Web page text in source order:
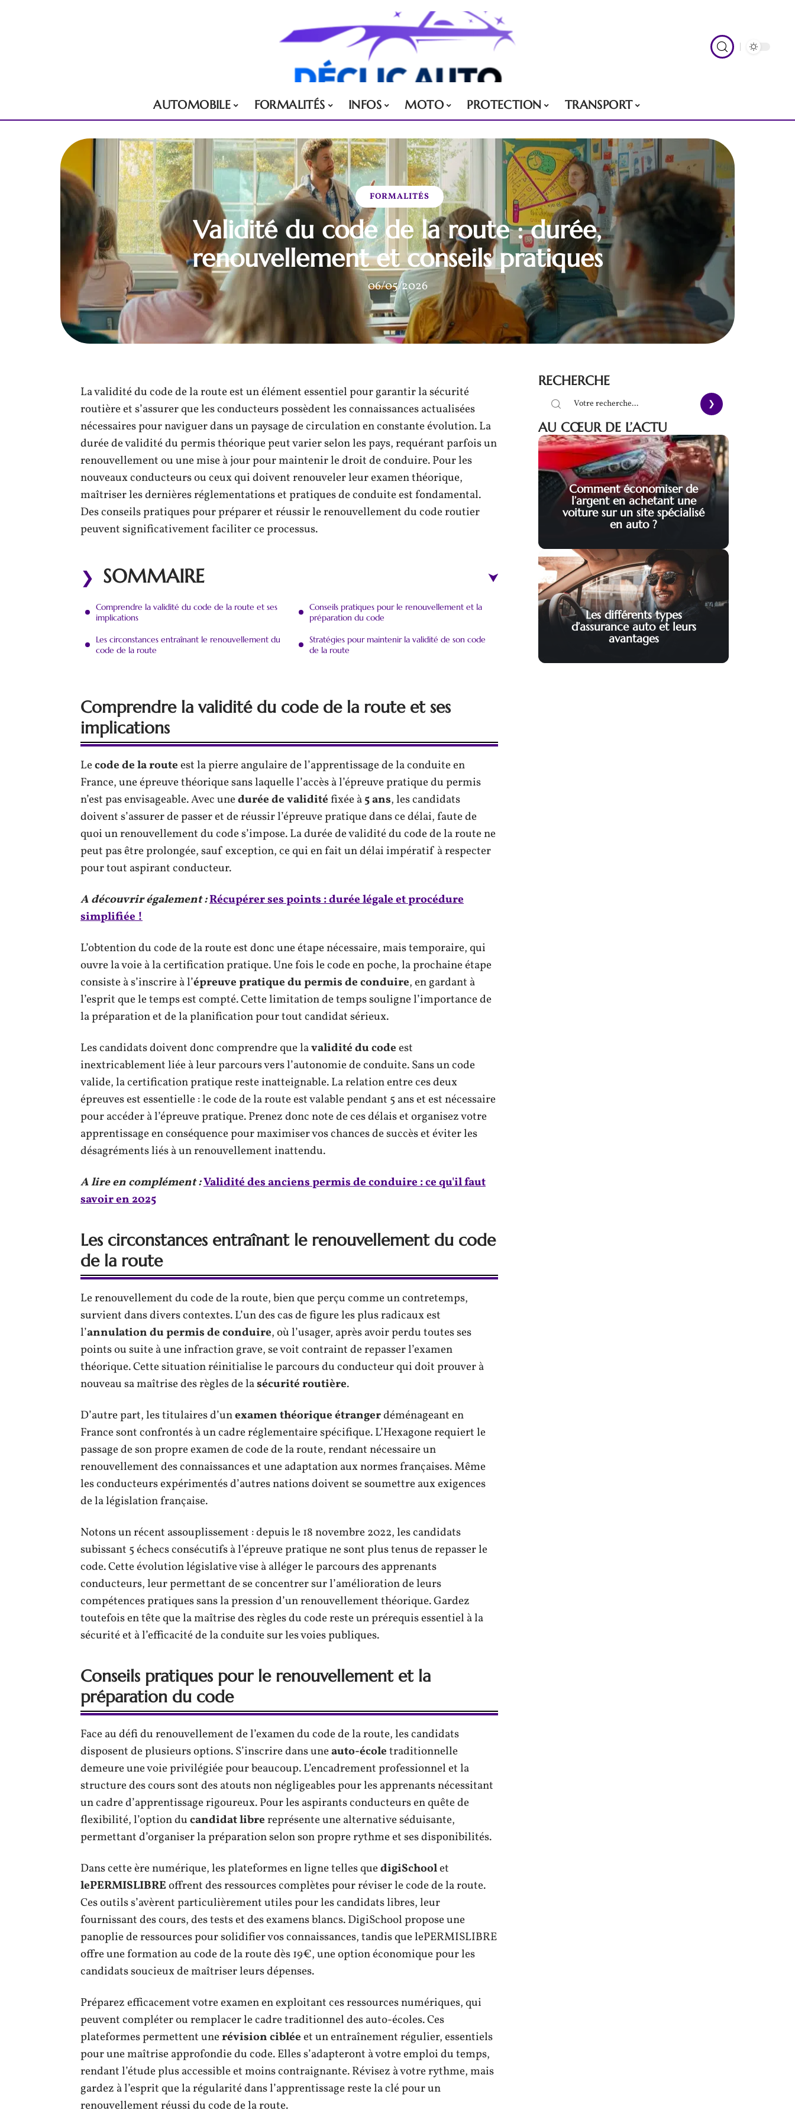
AUTOMOBILE FORMALITÉS INFOS MOTO PROTECTION TRANSPORT
FORMALITÉS
Validité du code de la route : durée,
renouvellement et conseils pratiques
06/05/2026
La validité du code de la route est un élément essentiel pour garantir la sécurité
routière et s’assurer que les conducteurs possèdent les connaissances actualisées
nécessaires pour naviguer dans un paysage de circulation en constante évolution. La
durée de validité du permis théorique peut varier selon les pays, requérant parfois un
renouvellement ou une mise à jour pour maintenir le droit de conduire. Pour les
nouveaux conducteurs ou ceux qui doivent renouveler leur examen théorique,
maîtriser les dernières réglementations et pratiques de conduite est fondamental.
Des conseils pratiques pour préparer et réussir le renouvellement du code routier
peuvent significativement faciliter ce processus.
SOMMAIRE
Comprendre la validité du code de la route et ses
implications
Les circonstances entraînant le renouvellement du
code de la route
Conseils pratiques pour le renouvellement et la
préparation du code
Stratégies pour maintenir la validité de son code
de la route
Comprendre la validité du code de la route et ses
implications
Lecode de la routeest la pierre angulaire de l’apprentissage de la conduite en
France, une épreuve théorique sans laquelle l’accès à l’épreuve pratique du permis
n’est pas envisageable. Avec unedurée de validitéfixée à5 ans, les candidats
doivent s’assurer de passer et de réussir l’épreuve pratique dans ce délai, faute de
quoi un renouvellement du code s’impose. La durée de validité du code de la route ne
peut pas être prolongée, sauf exception, ce qui en fait un délai impératif à respecter
pour tout aspirant conducteur.
A découvrir également :Récupérer ses points : durée légale et procédure
simplifiée !
L’obtention du code de la route est donc une étape nécessaire, mais temporaire, qui
ouvre la voie à la certification pratique. Une fois le code en poche, la prochaine étape
consiste à s’inscrire à l’épreuve pratique du permis de conduire, en gardant à
l’esprit que le temps est compté. Cette limitation de temps souligne l’importance de
la préparation et de la planification pour tout candidat sérieux.
Les candidats doivent donc comprendre que lavalidité du codeest
inextricablement liée à leur parcours vers l’autonomie de conduite. Sans un code
valide, la certification pratique reste inatteignable. La relation entre ces deux
épreuves est essentielle : le code de la route est valable pendant 5 ans et est nécessaire
pour accéder à l’épreuve pratique. Prenez donc note de ces délais et organisez votre
apprentissage en conséquence pour maximiser vos chances de succès et éviter les
désagréments liés à un renouvellement inattendu.
A lire en complément :Validité des anciens permis de conduire : ce qu'il faut
savoir en 2025
Les circonstances entraînant le renouvellement du code
de la route
Le renouvellement du code de la route, bien que perçu comme un contretemps,
survient dans divers contextes. L’un des cas de figure les plus radicaux est
l’annulation du permis de conduire, où l’usager, après avoir perdu toutes ses
points ou suite à une infraction grave, se voit contraint de repasser l’examen
théorique. Cette situation réinitialise le parcours du conducteur qui doit prouver à
nouveau sa maîtrise des règles de lasécurité routière.
D’autre part, les titulaires d’unexamen théorique étrangerdéménageant en
France sont confrontés à un cadre réglementaire spécifique. L’Hexagone requiert le
passage de son propre examen de code de la route, rendant nécessaire un
renouvellement des connaissances et une adaptation aux normes françaises. Même
les conducteurs expérimentés d’autres nations doivent se soumettre aux exigences
de la législation française.
Notons un récent assouplissement : depuis le 18 novembre 2022, les candidats
subissant 5 échecs consécutifs à l’épreuve pratique ne sont plus tenus de repasser le
code. Cette évolution législative vise à alléger le parcours des apprenants
conducteurs, leur permettant de se concentrer sur l’amélioration de leurs
compétences pratiques sans la pression d’un renouvellement théorique. Gardez
toutefois en tête que la maîtrise des règles du code reste un prérequis essentiel à la
sécurité et à l’efficacité de la conduite sur les voies publiques.
Conseils pratiques pour le renouvellement et la
préparation du code
Face au défi du renouvellement de l’examen du code de la route, les candidats
disposent de plusieurs options. S’inscrire dans uneauto-écoletraditionnelle
demeure une voie privilégiée pour beaucoup. L’encadrement professionnel et la
structure des cours sont des atouts non négligeables pour les apprenants nécessitant
un cadre d’apprentissage rigoureux. Pour les aspirants conducteurs en quête de
flexibilité, l’option ducandidat librereprésente une alternative séduisante,
permettant d’organiser la préparation selon son propre rythme et ses disponibilités.
Dans cette ère numérique, les plateformes en ligne telles quedigiSchoolet
lePERMISLIBREoffrent des ressources complètes pour réviser le code de la route.
Ces outils s’avèrent particulièrement utiles pour les candidats libres, leur
fournissant des cours, des tests et des examens blancs. DigiSchool propose une
panoplie de ressources pour solidifier vos connaissances, tandis que lePERMISLIBRE
offre une formation au code de la route dès 19€, une option économique pour les
candidats soucieux de maîtriser leurs dépenses.
Préparez efficacement votre examen en exploitant ces ressources numériques, qui
peuvent compléter ou remplacer le cadre traditionnel des auto-écoles. Ces
plateformes permettent unerévision cibléeet un entraînement régulier, essentiels
pour une maîtrise approfondie du code. Elles s’adapteront à votre emploi du temps,
rendant l’étude plus accessible et moins contraignante. Révisez à votre rythme, mais
gardez à l’esprit que la régularité dans l’apprentissage reste la clé pour un
renouvellement réussi du code de la route.
RECHERCHE
AU CŒUR DE L’ACTU
Comment économiser de
l’argent en achetant une
voiture sur un site spécialisé
en auto ?
Les différents types
d’assurance auto et leurs
avantages